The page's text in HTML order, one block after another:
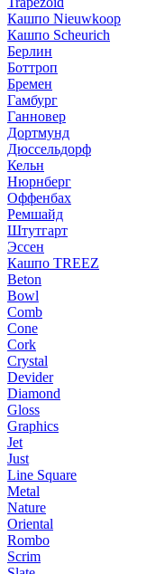
Кашпо Nieuwkoop
Кашпо Scheurich
Берлин
Боттроп
Бремен
Гамбург
Ганновер
Дортмунд
Дюссельдорф
Кельн
Нюрнберг
Оффенбах
Ремшайд
Штутгарт
Эссен
Кашпо TREEZ
Beton
Bowl
Comb
Cone
Cork
Crystal
Devider
Diamond
Gloss
Graphics
Jet
Just
Line Square
Metal
Nature
Oriental
Rombo
Scrim